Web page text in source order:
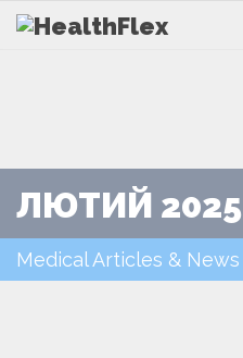
ЛЮТИЙ 2025
Medical Articles & News